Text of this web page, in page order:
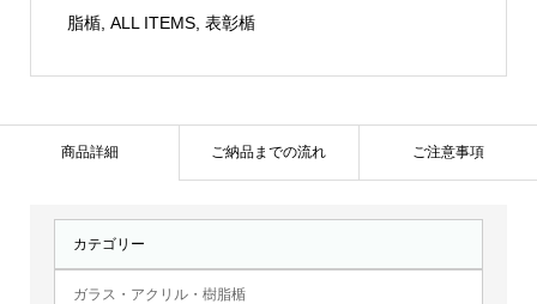
盾：
脂楯, ALL ITEMS, 表彰楯
商品詳細 ご納品までの流れ ご注意事項
カテゴリー
ガラス・アクリル・樹脂楯